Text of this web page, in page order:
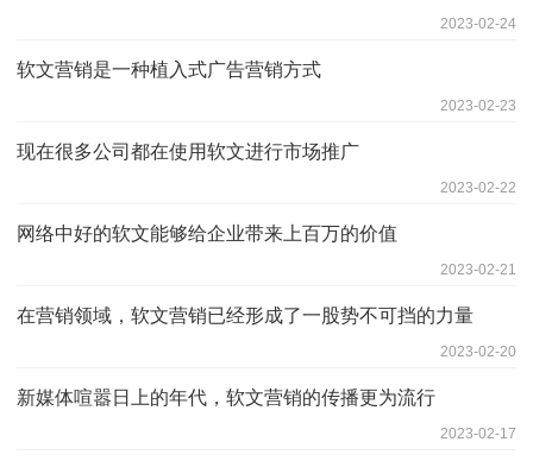
2023-02-24
软文营销是一种植入式广告营销方式
2023-02-23
现在很多公司都在使用软文进行市场推广
2023-02-22
网络中好的软文能够给企业带来上百万的价值
2023-02-21
在营销领域，软文营销已经形成了一股势不可挡的力量
2023-02-20
新媒体喧嚣日上的年代，软文营销的传播更为流行
2023-02-17